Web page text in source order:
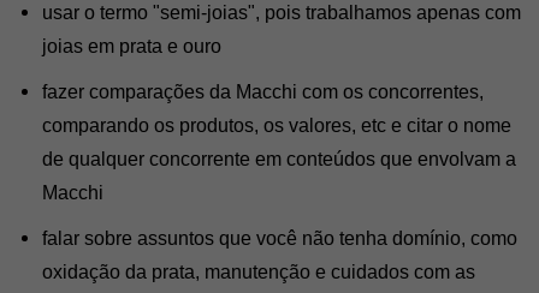
usar o termo "semi-joias", pois trabalhamos apenas com
joias em prata e ouro
fazer comparações da Macchi com os concorrentes,
comparando os produtos, os valores, etc e citar o nome
de qualquer concorrente em conteúdos que envolvam a
Macchi
falar sobre assuntos que você não tenha domínio, como
oxidação da prata, manutenção e cuidados com as